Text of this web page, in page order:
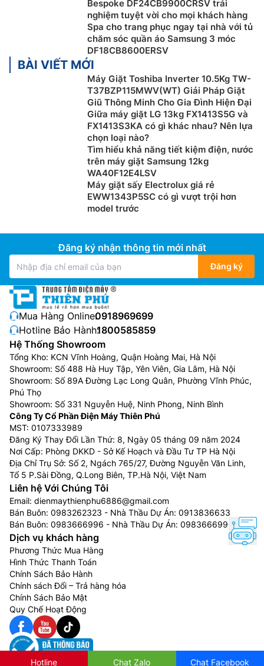
Bespoke DF24CB9900CRSV trải
nghiệm tuyệt vời cho mọi khách hàng
Spa cho trang phục ngay tại nhà với tủ
chăm sóc quần áo Samsung 3 móc
DF18CB8600ERSV
BÀI VIẾT MỚI
Máy Giặt Toshiba Inverter 10.5Kg TW-
T37BZP115MWV(WT) Giải Pháp Giặt
Giũ Thông Minh Cho Gia Đình Hiện Đại
Giữa máy giặt LG 13kg FX1413S5G và
FX1413S3KA có gì khác nhau? Nên lựa
chọn loại nào?
Tìm hiểu khả năng tiết kiệm điện, nước
trên máy giặt Samsung 12kg
WA40F12E4LSV
Máy giặt sấy Electrolux giá rẻ
EWW1343P5SC có gì vượt trội hơn
model trước
Đăng ký nhận thông tin mới nhất
Đăng ký
Mua Hàng Online:0918969699
Hotline Bảo Hành:1800585859
Hệ Thống Showroom
Tổng Kho: KCN Vĩnh Hoàng, Quận Hoàng Mai, Hà Nội
Showroom: Số 488 Hà Huy Tập, Yên Viên, Gia Lâm, Hà Nội
Showroom: Số 89A Đường Lạc Long Quân, Phường Vĩnh Phúc,
Phú Thọ
Showroom: Số 331 Nguyễn Huệ, Ninh Phong, Ninh Bình
Công Ty Cổ Phần Điện Máy Thiên Phú
MST: 0107333989
Đăng Ký Thay Đổi Lần Thứ: 8, Ngày 05 tháng 09 năm 2024
Nơi Cấp: Phòng DKKD - Sở Kế Hoạch và Đầu Tư TP Hà Nội
Địa Chỉ Trụ Sở: Số 2, Ngách 765/27, Đường Nguyễn Văn Linh,
Tổ 5 P.Sài Đồng, Q.Long Biên, TP.Hà Nội, Việt Nam
Liên hệ Với Chúng Tôi
Email: dienmaythienphu6886@gmail.com
Bán Buôn: 0983262323 - Nhà Thầu Dự Án: 0913836633
Bán Buôn: 0983666996 - Nhà Thầu Dự Án: 0983666996
Dịch vụ khách hàng
Phương Thức Mua Hàng
Hình Thức Thanh Toán
Chính Sách Bảo Hành
Chính sách Đổi – Trả hàng hóa
Chính Sách Bảo Mật
Quy Chế Hoạt Động
Hotline Chat Zalo Chat Facebook